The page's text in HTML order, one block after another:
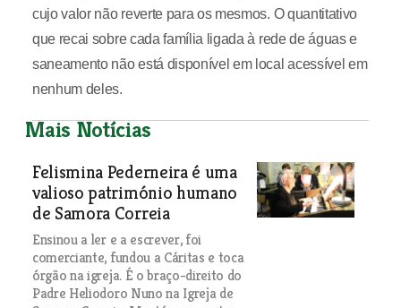
cujo valor não reverte para os mesmos. O quantitativo
que recai sobre cada família ligada à rede de águas e
saneamento não está disponível em local acessível em
nenhum deles.
Mais Notícias
Felismina Pederneira é uma
valioso património humano
de Samora Correia
Ensinou a ler e a escrever, foi
comerciante, fundou a Cáritas e toca
órgão na igreja. É o braço-direito do
Padre Heliodoro Nuno na Igreja de